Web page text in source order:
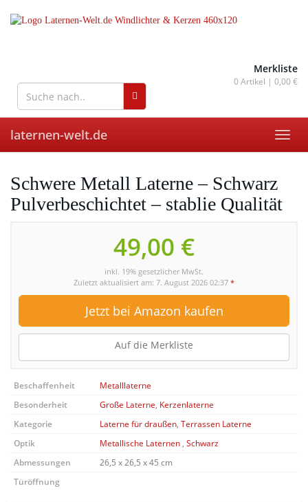
Merkliste
0Artikel | 0,00 €
laternen-welt.de
Schwere Metall Laterne – Schwarz
Pulverbeschichtet – stablie Qualität
49,00 €
inkl. 19% gesetzlicher MwSt.
Zuletzt aktualisiert am: 7. August 2026 02:37 *
Jetzt bei Amazon kaufen
Auf die Merkliste
Beschaffenheit
Metalllaterne
Besonderheit
Große Laterne, Kerzenlaterne
Kategorie
Laterne für draußen, Terrassen Laterne
Optik
Metallische Laternen , Schwarz
Abmessungen
26,5 x 26,5 x 45 cm
Türöffnung